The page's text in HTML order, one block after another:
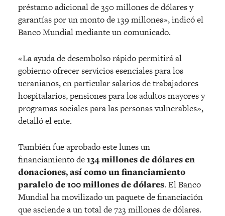
préstamo adicional de 350 millones de dólares y
garantías por un monto de 139 millones», indicó el
Banco Mundial mediante un comunicado.
«La ayuda de desembolso rápido permitirá al
gobierno ofrecer servicios esenciales para los
ucranianos, en particular salarios de trabajadores
hospitalarios, pensiones para los adultos mayores y
programas sociales para las personas vulnerables»,
detalló el ente.
También fue aprobado este lunes un
financiamiento de134 millones de dólares en
donaciones, así como un financiamiento
paralelo de 100 millones de dólares. El Banco
Mundial ha movilizado un paquete de financiación
que asciende a un total de 723 millones de dólares.